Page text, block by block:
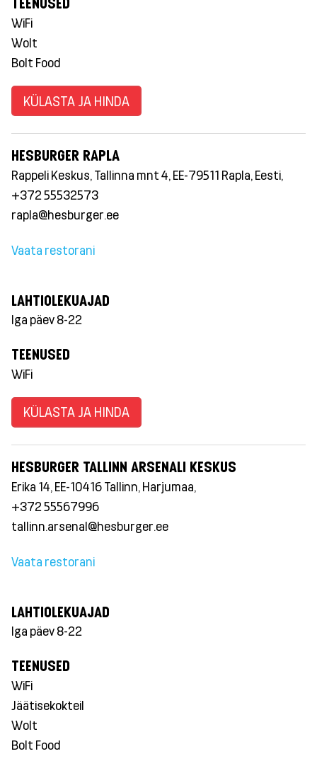
WiFi
Wolt
Bolt Food
KÜLASTA JA HINDA
HESBURGER RAPLA
Rappeli Keskus, Tallinna mnt 4, EE-79511 Rapla, Eesti,
+372 55532573
rapla@hesburger.ee
Vaata restorani
LAHTIOLEKUAJAD
Iga päev 8-22
TEENUSED
WiFi
KÜLASTA JA HINDA
HESBURGER TALLINN ARSENALI KESKUS
Erika 14, EE-10416 Tallinn, Harjumaa,
+372 55567996
tallinn.arsenal@hesburger.ee
Vaata restorani
LAHTIOLEKUAJAD
Iga päev 8-22
TEENUSED
WiFi
Jäätisekokteil
Wolt
Bolt Food